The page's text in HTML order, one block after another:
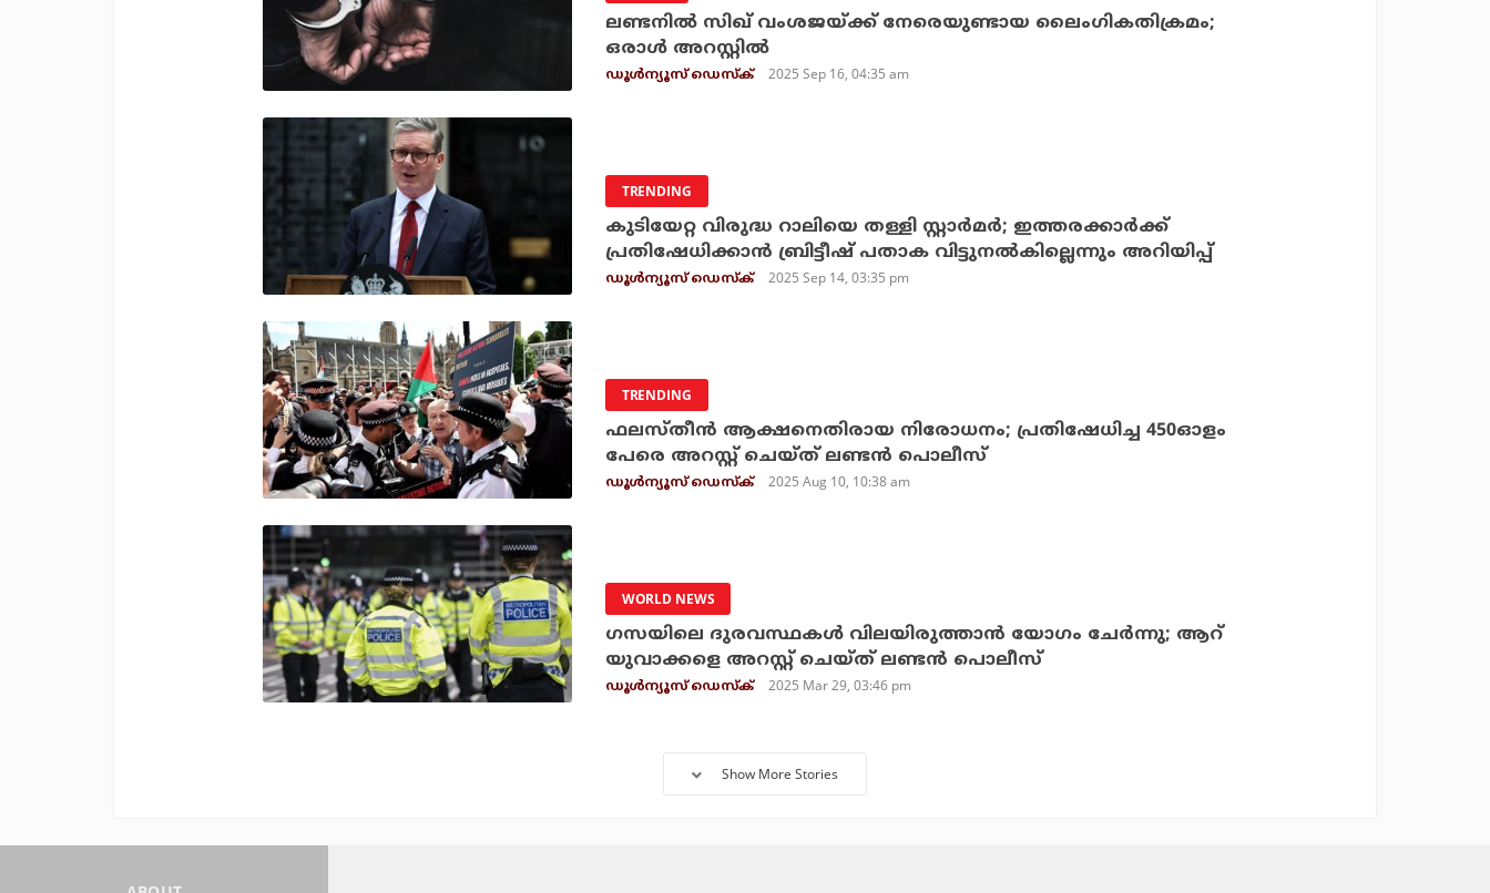
ലണ്ടനില്‍ സിഖ് വംശജയ്ക്ക് നേരെയുണ്ടായ ലൈംഗികതിക്രമം;
ഒരാള്‍ അറസ്റ്റില്‍
ഡൂള്‍ന്യൂസ് ഡെസ്‌ക് 2025 Sep 16, 04:35 am
TRENDING
കുടിയേറ്റ വിരുദ്ധ റാലിയെ തള്ളി സ്റ്റാര്‍മര്‍; ഇത്തരക്കാര്‍ക്ക്
പ്രതിഷേധിക്കാന്‍ ബ്രിട്ടീഷ് പതാക വിട്ടുനല്‍കില്ലെന്നും അറിയിപ്പ്
ഡൂള്‍ന്യൂസ് ഡെസ്‌ക് 2025 Sep 14, 03:35 pm
TRENDING
ഫലസ്തീന്‍ ആക്ഷനെതിരായ നിരോധനം; പ്രതിഷേധിച്ച 450ഓളം
പേരെ അറസ്റ്റ് ചെയ്ത് ലണ്ടന്‍ പൊലീസ്
ഡൂള്‍ന്യൂസ് ഡെസ്‌ക് 2025 Aug 10, 10:38 am
WORLD NEWS
ഗസയിലെ ദുരവസ്ഥകള്‍ വിലയിരുത്താന്‍ യോഗം ചേര്‍ന്നു; ആറ്
യുവാക്കളെ അറസ്റ്റ് ചെയ്ത് ലണ്ടന്‍ പൊലീസ്
ഡൂള്‍ന്യൂസ് ഡെസ്‌ക് 2025 Mar 29, 03:46 pm
Show More Stories